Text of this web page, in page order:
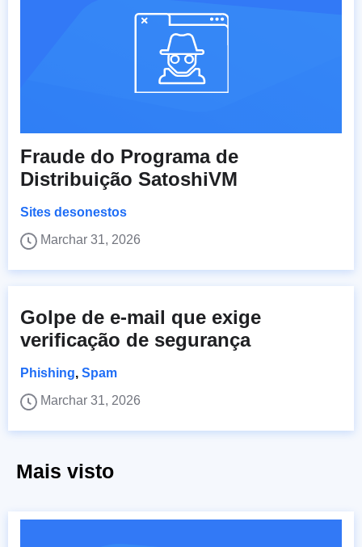
Fraude do Programa de
Distribuição SatoshiVM
Sites desonestos
Marchar 31, 2026
Golpe de e-mail que exige
verificação de segurança
Phishing, Spam
Marchar 31, 2026
Mais visto